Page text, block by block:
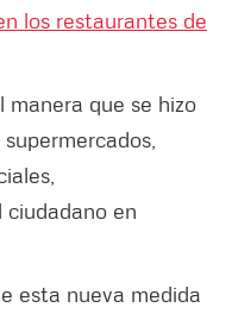
los restaurantes de
manera que se hizo
en
esta nueva medida